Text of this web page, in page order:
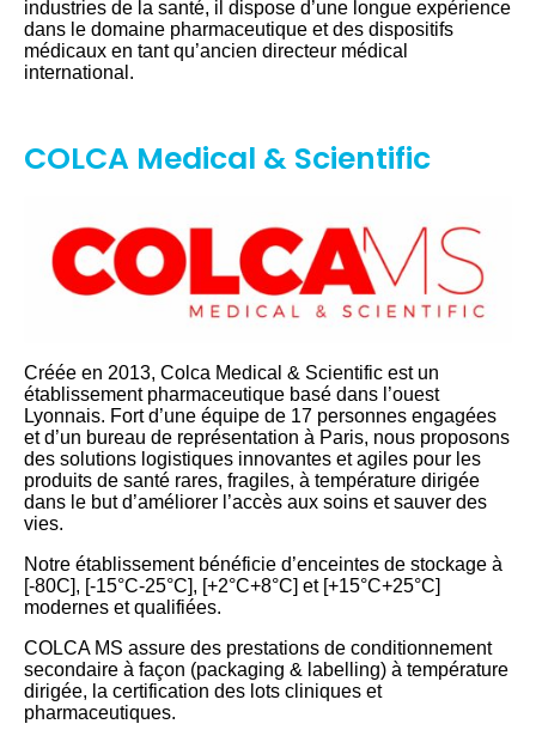
industries de la santé, il dispose d’une longue expérience
dans le domaine pharmaceutique et des dispositifs
médicaux en tant qu’ancien directeur médical
international.
COLCA Medical & Scientific
Créée en 2013, Colca Medical & Scientific est un
établissement pharmaceutique basé dans l’ouest
Lyonnais. Fort d’une équipe de 17 personnes engagées
et d’un bureau de représentation à Paris, nous proposons
des solutions logistiques innovantes et agiles pour les
produits de santé rares, fragiles, à température dirigée
dans le but d’améliorer l’accès aux soins et sauver des
vies.
Notre établissement bénéficie d’enceintes de stockage à
[-80C], [-15°C-25°C], [+2°C+8°C] et [+15°C+25°C]
modernes et qualifiées.
COLCA MS assure des prestations de conditionnement
secondaire à façon (packaging & labelling) à température
dirigée, la certification des lots cliniques et
pharmaceutiques.